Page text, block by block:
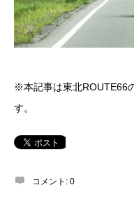
※本記事は東北ROUTE66
す。
コメント: 0